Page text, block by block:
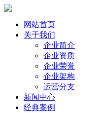
网站首页
关于我们
企业简介
企业资质
企业荣誉
企业架构
运营分支
新闻中心
经典案例